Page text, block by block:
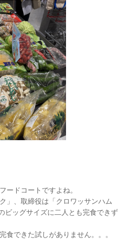
ードコートですよね。
」、取締役は「クロワッサンハム
ビッグサイズに二人とも完食できず
食できた試しがありません。。。